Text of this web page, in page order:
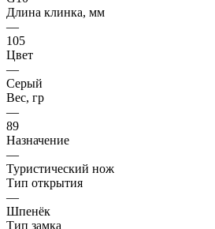
Длина клинка, мм
—
105
Цвет
—
Серый
Вес, гр
—
89
Назначение
—
Туристический нож
Тип открытия
—
Шпенёк
Тип замка